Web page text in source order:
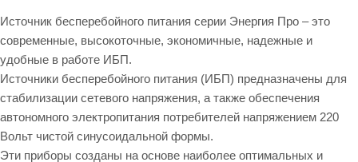
Источник бесперебойного питания серии Энергия Про – это
современные, высокоточные, экономичные, надежные и
удобные в работе ИБП.
Источники бесперебойного питания (ИБП) предназначены для
стабилизации сетевого напряжения, а также обеспечения
автономного электропитания потребителей напряжением 220
Вольт чистой синусоидальной формы.
Эти приборы созданы на основе наиболее оптимальных и